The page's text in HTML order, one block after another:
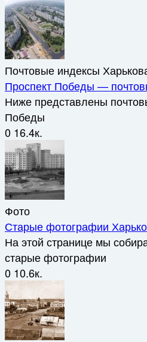
Почтовые индексы
Проспект Победы —
Ниже представлены
Победы
0 16.4к.
Фото
Старые фотографии
На этой странице мы
старые фотографии
0 10.6к.